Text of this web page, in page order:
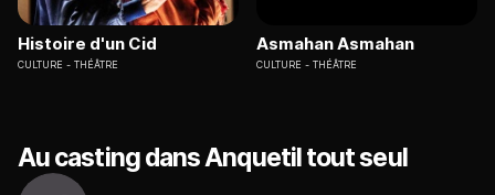
Histoire d'un Cid
CULTURE THÉÂTRE
Asmahan Asmahan
CULTURE THÉÂTRE
Au casting dans Anquetil tout seul